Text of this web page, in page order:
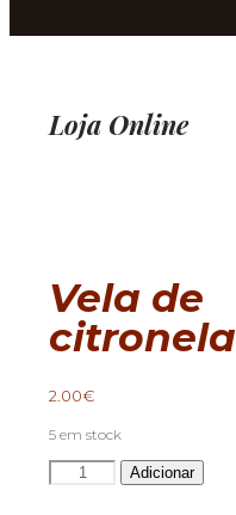
Loja Online
Vela de
citronela
2.00€
5 em stock
Quantidade
de
Adicionar